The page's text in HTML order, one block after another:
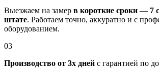
Выезжаем на замер в короткие сроки — 7
штате. Работаем точно, аккуратно и с
оборудованием.
03
Производство от 3х дней с гарантией по